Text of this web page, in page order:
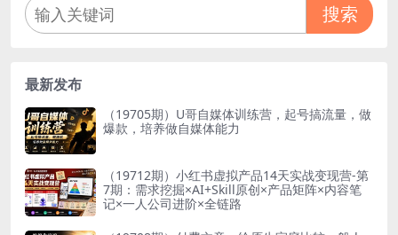
搜索
最新发布
（19705期）U哥自媒体训练营，起号搞流量，做
爆款，培养做自媒体能力
（19712期）小红书虚拟产品14天实战变现营-第
7期：需求挖掘×AI+Skill原创×产品矩阵×内容笔
记×一人公司进阶×全链路